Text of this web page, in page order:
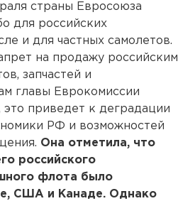
страны Евросоюза
для российских
и для частных самолетов.
на продажу российским
запчастей и
главы Еврокомиссии
приведет к деградации
РФ и возможностей
Она отметила, что
российского
флота было
США и Канаде. Однако